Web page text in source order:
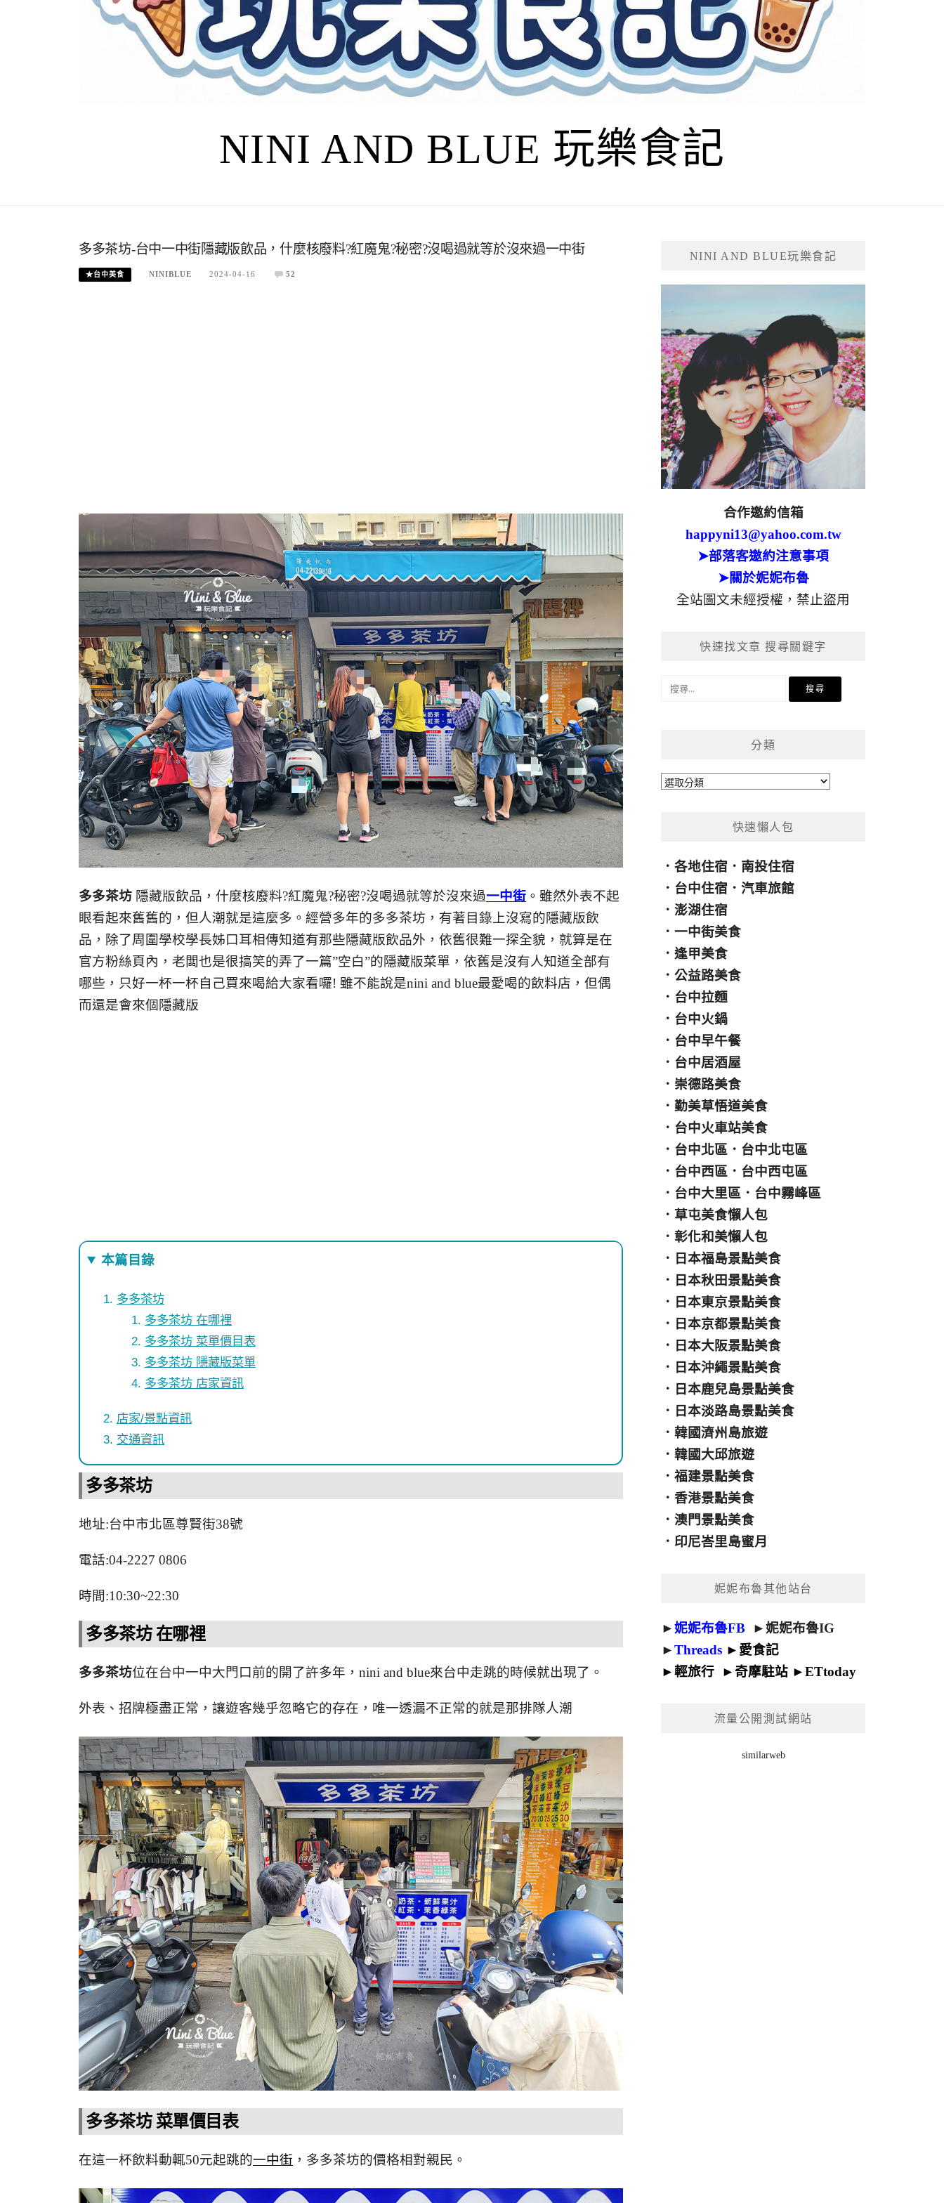
NINI AND BLUE 玩樂食記
多多茶坊-台中一中街隱藏版飲品，什麼核廢料?紅魔鬼?秘密?沒喝過就等於沒來過一中街
★台中美食 NINIBLUE 2024-04-16 52
多多茶坊 隱藏版飲品，什麼核廢料?紅魔鬼?秘密?沒喝過就等於沒來過一中街 。 雖然外表不起
眼看起來舊舊的，但人潮就是這麼多。經營多年的多多茶坊，有著目錄上沒寫的隱藏版飲
品，除了周圍學校學長姊口耳相傳知道有那些隱藏版飲品外，依舊很難一探全貌，就算是在
官方粉絲頁內，老闆也是很搞笑的弄了一篇”空白”的隱藏版菜單，依舊是沒有人知道全部有
哪些，只好一杯一杯自己買來喝給大家看囉! 雖不能說是nini and blue最愛喝的飲料店，但偶
而還是會來個隱藏版
本篇目錄
多多茶坊
多多茶坊 在哪裡
多多茶坊 菜單價目表
多多茶坊 隱藏版菜單
多多茶坊 店家資訊
店家/景點資訊
交通資訊
多多茶坊
地址:台中市北區尊賢街38號
電話:04-2227 0806
時間:10:30~22:30
多多茶坊 在哪裡
多多茶坊位在台中一中大門口前的開了許多年，nini and blue來台中走跳的時候就出現了。
外表、招牌極盡正常，讓遊客幾乎忽略它的存在，唯一透漏不正常的就是那排隊人潮
多多茶坊 菜單價目表
在這一杯飲料動輒50元起跳的一中街 ，多多茶坊的價格相對親民。
NINI AND BLUE玩樂食記
合作邀約信箱
happyni13@yahoo.com.tw
➤部落客邀約注意事項
➤關於妮妮布魯
全站圖文未經授權，禁止盜用
快速找文章 搜尋關鍵字
分類
分
快速懶人包
．各地住宿 ． 南投住宿
． 台中住宿 ．汽車旅館
．澎湖住宿
．一中街美食
．逢甲美食
．公益路美食
． 台中拉麵
． 台中火鍋
． 台中早午餐
． 台中居酒屋
． 崇德路美食
．勤美草悟道美食
． 台中火車站美食
． 台中北區 ． 台中北屯區
． 台中西區 ． 台中西屯區
． 台中大里區 ． 台中霧峰區
． 草屯美食懶人包
．彰化和美懶人包
． 日本福島景點美食
． 日本秋田景點美食
． 日本東京景點美食
． 日本京都景點美食
． 日本大阪景點美食
． 日本沖繩景點美食
． 日本鹿兒島景點美食
． 日本淡路島景點美食
．韓國濟州島旅遊
．韓國大邱旅遊
．福建景點美食
．香港景點美食
．澳門景點美食
． 印尼峇里島蜜月
妮妮布魯其他站台
►妮妮布魯FB ►妮妮布魯IG
►Threads ► 愛食記
►輕旅行 ► 奇摩駐站 ►ETtoday
流量公開測試網站
similarweb